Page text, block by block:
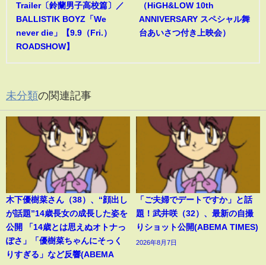
Trailer〔鈴蘭男子高校篇〕／
BALLISTIK BOYZ「We
never die」【9.9（Fri.）
ROADSHOW】
（HiGH&LOW 10th
ANNIVERSARY スペシャル舞
台あいさつ付き上映会）
未分類の関連記事
木下優樹菜さん（38）、“顔出し
が話題”14歳長女の成長した姿を
公開 「14歳とは思えぬオトナっ
ぽさ」「優樹菜ちゃんにそっく
りすぎる」など反響(ABEMA
「ご夫婦でデートですか」と話
題！武井咲（32）、最新の自撮
りショット公開(ABEMA TIMES)
2026年8月7日